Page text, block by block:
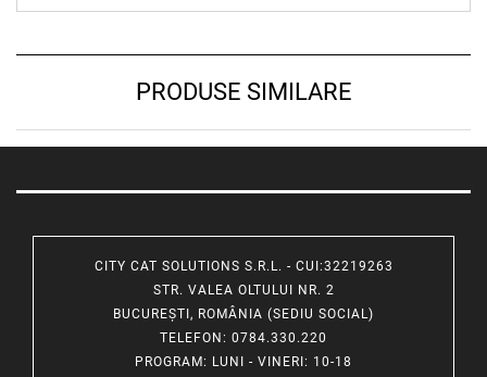
PRODUSE SIMILARE
CITY CAT SOLUTIONS S.R.L. - CUI:32219263
STR. VALEA OLTULUI NR. 2
BUCUREȘTI, ROMÂNIA (SEDIU SOCIAL)
TELEFON : 0784.330.220
PROGRAM: LUNI - VINERI: 10-18